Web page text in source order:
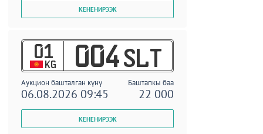
01
KG 004 SLT
Аукцион башталган күнү Баштапкы баа
06.08.2026 09:45 22 000